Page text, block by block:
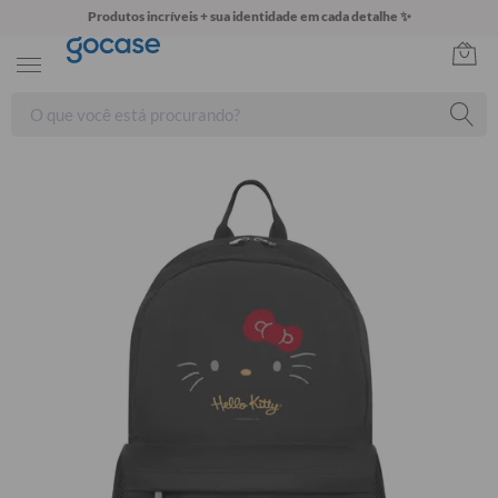
Produtos incríveis + sua identidade em cada detalhe ✨